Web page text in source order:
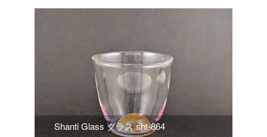
Shanti Glass グラス sht-864